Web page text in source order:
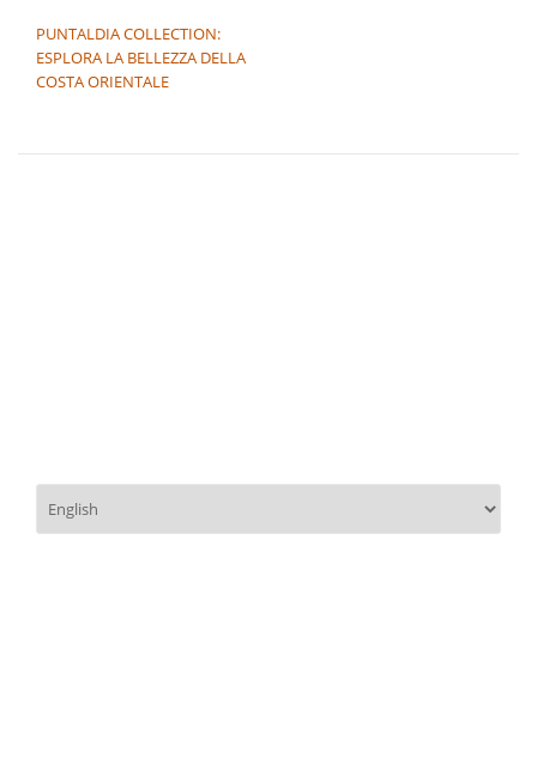
PUNTALDIA COLLECTION:
ESPLORA LA BELLEZZA DELLA
COSTA ORIENTALE
una